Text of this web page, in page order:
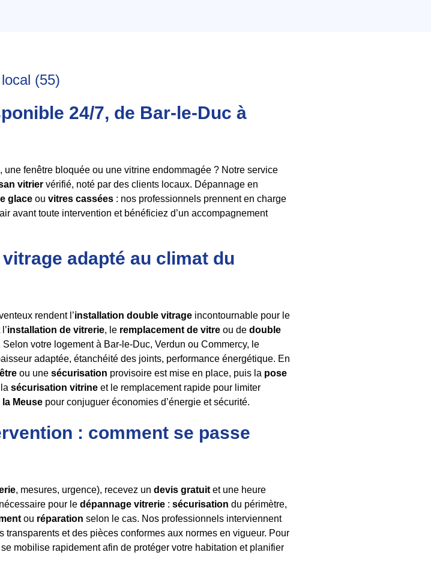
(55)
24/7, de Bar-le-Duc à
une fenêtre bloquée ou une vitrine endommagée ? Notre service
vitrier vérifié, noté par des clients locaux. Dépannage en
glace ou vitres cassées : nos professionnels prennent en charge
avant toute intervention et bénéficiez d’un accompagnement
adapté au climat du
rendent l’installation double vitrage incontournable pour le
installation de vitrerie, le remplacement de vitre ou de double
votre logement à Bar-le-Duc, Verdun ou Commercy, le
adaptée, étanchéité des joints, performance énergétique. En
ou une sécurisation provisoire est mise en place, puis la pose
sécurisation vitrine et le remplacement rapide pour limiter
Meuse pour conjuguer économies d’énergie et sécurité.
: comment se passe
, mesures, urgence), recevez un devis gratuit et une heure
pour le dépannage vitrerie : sécurisation du périmètre,
ou réparation selon le cas. Nos professionnels interviennent
et des pièces conformes aux normes en vigueur. Pour
se mobilise rapidement afin de protéger votre habitation et planifier